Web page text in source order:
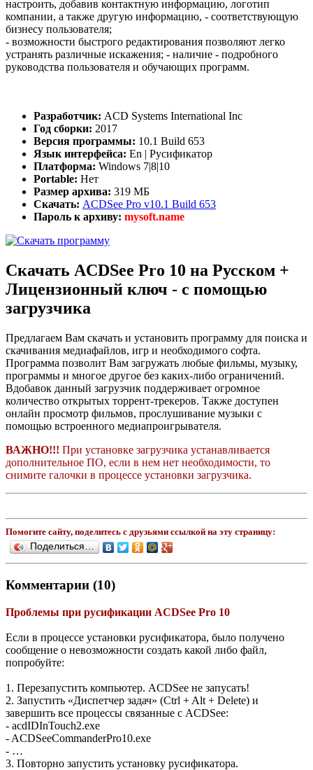
настроить, добавив контактную информацию, логотип
компании, а также другую информацию, - соответствующую
бизнесу пользователя;
- возможности быстрого редактирования позволяют легко
устранять различные искажения; - наличие - подробного
руководства пользователя и обучающих программ.
Разработчик: ACD Systems International Inc
Год сборки: 2017
Версия программы: 10.1 Build 653
Язык интерфейса: En | Русификатор
Платформа: Windows 7|8|10
Portable: Нет
Размер архива: 319 МБ
Скачать: ACDSee Pro v10.1 Build 653
Пароль к архиву: mysoft.name
Скачать ACDSee Pro 10 на Русском +
Лицензионный ключ - с помощью
загрузчика
Предлагаем Вам скачать и установить программу для поиска и
скачивания медиафайлов, игр и необходимого софта.
Программа позволит Вам загружать любые фильмы, музыку,
программы и многое другое без каких-либо ограничений.
Вдобавок данный загрузчик поддерживает огромное
количество открытых торрент-трекеров. Также доступен
онлайн просмотр фильмов, прослушивание музыки с
помощью встроенного медиапроигрывателя.
ВАЖНО!!! При установке загрузчика устанавливается
дополнительное ПО, если в нем нет необходимости, то
снимите галочки в процессе установки загрузчика.
Помогите сайту, поделитесь с друзьями ссылкой на эту страницу:
Поделиться…
Комментарии (10)
Проблемы при русификации ACDSee Pro 10
Если в процессе установки русификатора, было получено
сообщение о невозможности создать какой либо файл,
попробуйте:
1. Перезапустить компьютер. ACDSee не запусать!
2. Запустить «Диспетчер задач» (Ctrl + Alt + Delete) и
завершить все процессы связанные с ACDSee:
- acdIDInTouch2.exe
- ACDSeeCommanderPro10.exe
- …
3. Повторно запустить установку русификатора.